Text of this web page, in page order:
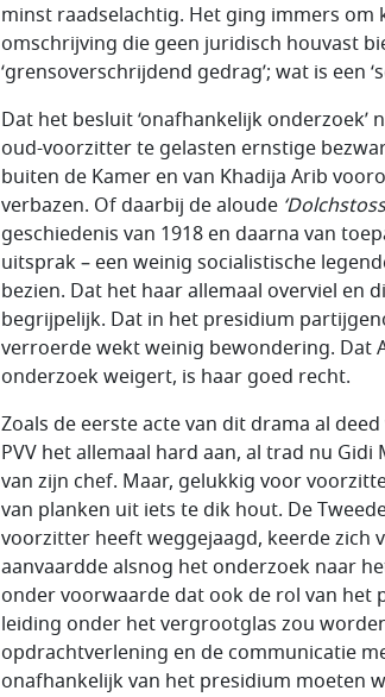
minst raadselachtig. Het ging immers om
omschrijving die geen juridisch houvast
‘grensoverschrijdend gedrag’; wat is een
Dat het besluit ‘onafhankelijk onderzoek’
oud-voorzitter te gelasten ernstige
buiten de Kamer en van Khadija Arib
verbazen. Of daarbij de aloude
geschiedenis van 1918 en daarna van
uitsprak – een weinig socialistische
bezien. Dat het haar allemaal overviel en
begrijpelijk. Dat in het presidium
verroerde wekt weinig bewondering. Dat
onderzoek weigert, is haar goed recht.
Zoals de eerste acte van dit drama al
PVV het allemaal hard aan, al trad nu
van zijn chef. Maar, gelukkig voor
van planken uit iets te dik hout. De
voorzitter heeft weggejaagd, keerde zich
aanvaardde alsnog het onderzoek naar
onder voorwaarde dat ook de rol van het
leiding onder het vergrootglas zou
opdrachtverlening en de communicatie
onafhankelijk van het presidium moeten